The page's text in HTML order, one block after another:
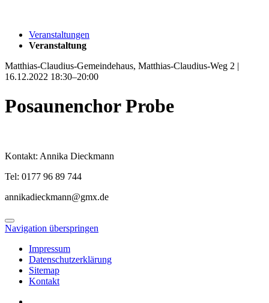
Veranstaltungen
Veranstaltung
Matthias-Claudius-Gemeindehaus, Matthias-Claudius-Weg 2 |
16.12.2022 18:30–20:00
Posaunenchor Probe
Kontakt: Annika Dieckmann
Tel: 0177 96 89 744
annikadieckmann@gmx.de
Navigation überspringen
Impressum
Datenschutzerklärung
Sitemap
Kontakt